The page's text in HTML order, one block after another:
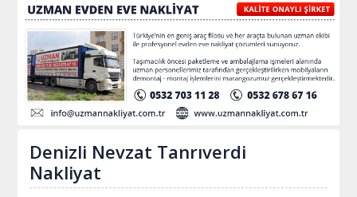
Denizli Nevzat Tanrıverdi
Nakliyat